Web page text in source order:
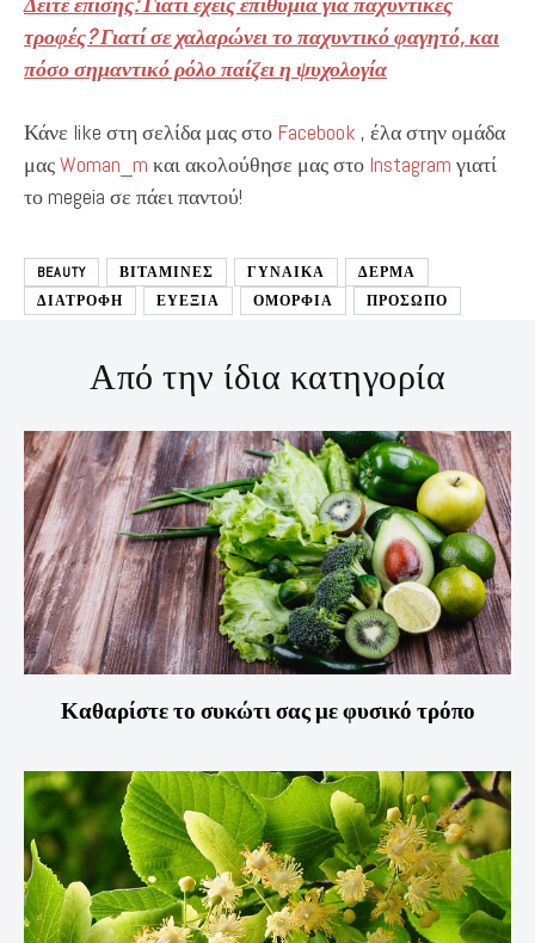
τροφές? Γιατί σε χαλαρώνει το παχυντικό φαγητό, και
πόσο σημαντικό ρόλο παίζει η ψυχολογία
Κάνε like στη σελίδα μας στο Facebook , έλα στην ομάδα
μαςWoman_m και ακολούθησε μας στο Instagram γιατί
το megeia σε πάει παντού!
BEAUTY ΒΙΤΑΜΙΝΕΣ ΓΥΝΑΙΚΑ
ΔΕΡΜΑ
ΔΙΑΤΡΟΦΉ
ΕΥΕΞΙΑ ΟΜΟΡΦΙΑ ΠΡΟΣΩΠΟ
Από την ίδια κατηγορία
Καθαρίστε το συκώτι σας με φυσικό τρόπο